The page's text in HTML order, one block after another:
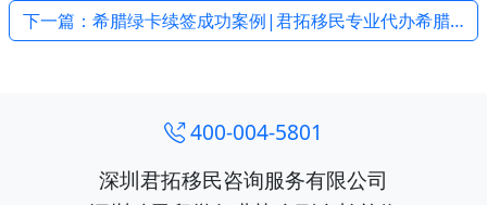
下一篇：希腊绿卡续签成功案例|君拓移民专业代办希腊永居续签 通过率领先 →
400-004-5801
深圳君拓移民咨询服务有限公司